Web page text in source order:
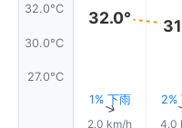
32.0°C
30.0°C
27.0°C
32.0°
1% 下雨
↑
2.0 km/h
2%
4.0